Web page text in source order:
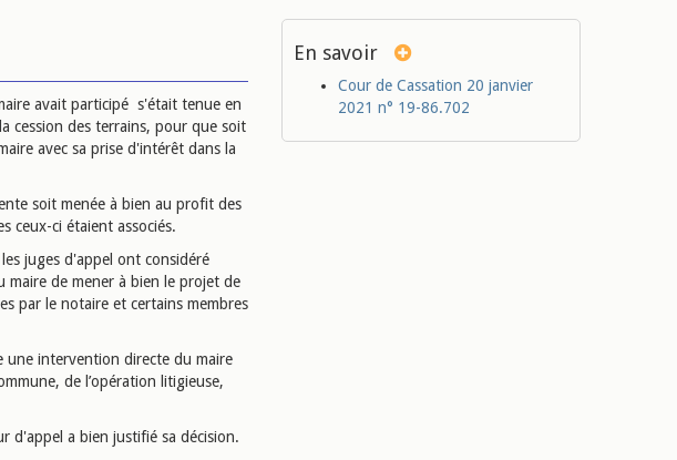
avait participé s'était tenue en
cession des terrains, pour que soit
avec sa prise d'intérêt dans la
soit menée à bien au profit des
ceux-ci étaient associés.
juges d'appel ont considéré
de mener à bien le projet de
par le notaire et certains membres
intervention directe du maire
de l’opération litigieuse,
d'appel a bien justifié sa décision.
En savoir
Cour de Cassation 20 janvier
2021 n° 19-86.702